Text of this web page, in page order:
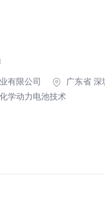
有限公司
广东省 深
学动力电池技术